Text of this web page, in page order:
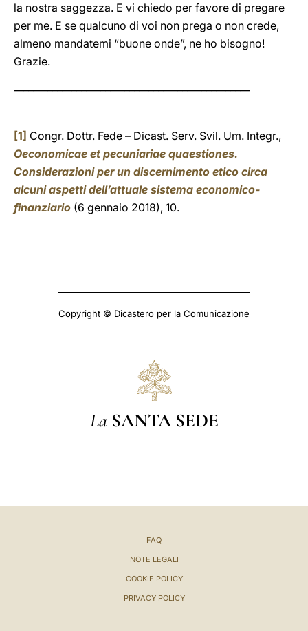
la nostra saggezza. E vi chiedo per favore di pregare
per me. E se qualcuno di voi non prega o non crede,
almeno mandatemi “buone onde”, ne ho bisogno!
Grazie.
[1] Congr. Dottr. Fede – Dicast. Serv. Svil. Um. Integr.,
Oeconomicae et pecuniariae quaestiones.
Considerazioni per un discernimento etico circa
alcuni aspetti dell’attuale sistema economico-
finanziario (6 gennaio 2018), 10.
Copyright © Dicastero per la Comunicazione
La SANTA SEDE
FAQ
NOTE LEGALI
COOKIE POLICY
PRIVACY POLICY